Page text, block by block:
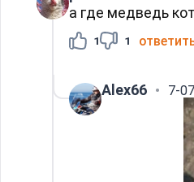
а где медведь
1 1
Alex66 7-